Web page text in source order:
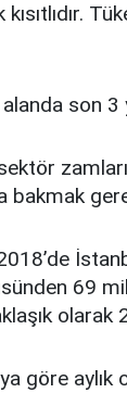
son 3
bakmak
69
göre